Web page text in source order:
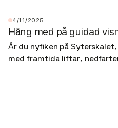
4/11/2025
Häng med på guidad
Är du nyfiken på
med framtida liftar,